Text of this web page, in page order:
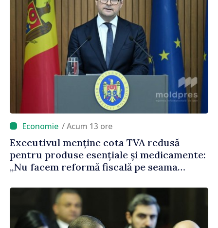
/ Acum 13 ore
Executivul menține cota TVA redusă
pentru produse esențiale și medicamente:
„Nu facem reformă fiscală pe seama